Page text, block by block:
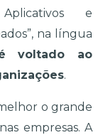
e
na língua
voltado ao
.
o grande
empresas. A